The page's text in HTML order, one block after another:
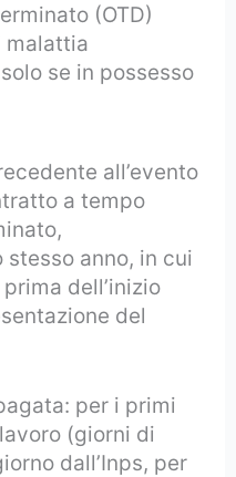
(OTD)
malattia
se in possesso
all’evento
a tempo
anno, in cui
dell’inizio
del
per i primi
(giorni di
dall’Inps, per